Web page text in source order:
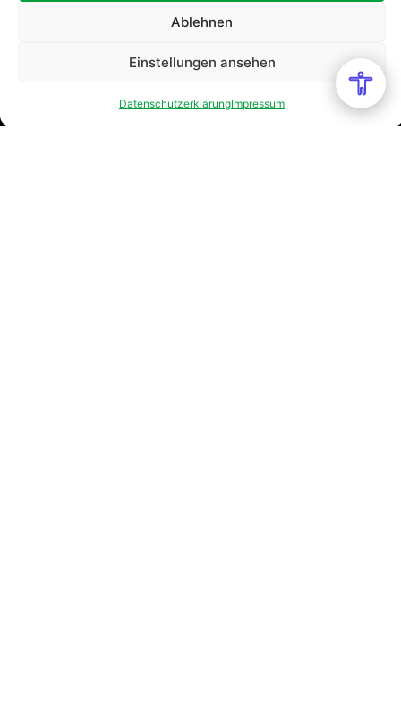
Ablehnen
Einstellungen ansehen
DatenschutzerklärungImpressum